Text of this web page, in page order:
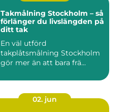
Takmålning Stockholm – så
förlänger du livslängden på
ditt tak
En väl utförd
takplåtsmålning Stockholm
gör mer än att bara frä...
02. jun